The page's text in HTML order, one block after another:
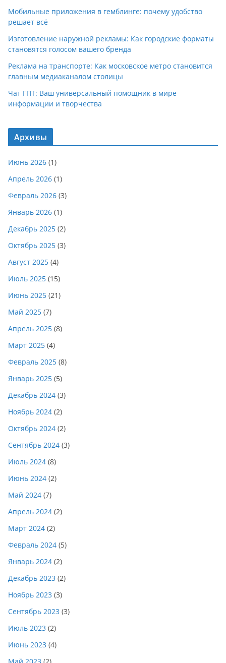
Мобильные приложения в гемблинге: почему удобство
решает всё
Изготовление наружной рекламы: Как городские форматы
становятся голосом вашего бренда
Реклама на транспорте: Как московское метро становится
главным медиаканалом столицы
Чат ГПТ: Ваш универсальный помощник в мире
информации и творчества
Архивы
Июнь 2026 (1)
Апрель 2026 (1)
Февраль 2026 (3)
Январь 2026 (1)
Декабрь 2025 (2)
Октябрь 2025 (3)
Август 2025 (4)
Июль 2025 (15)
Июнь 2025 (21)
Май 2025 (7)
Апрель 2025 (8)
Март 2025 (4)
Февраль 2025 (8)
Январь 2025 (5)
Декабрь 2024 (3)
Ноябрь 2024 (2)
Октябрь 2024 (2)
Сентябрь 2024 (3)
Июль 2024 (8)
Июнь 2024 (2)
Май 2024 (7)
Апрель 2024 (2)
Март 2024 (2)
Февраль 2024 (5)
Январь 2024 (2)
Декабрь 2023 (2)
Ноябрь 2023 (3)
Сентябрь 2023 (3)
Июль 2023 (2)
Июнь 2023 (4)